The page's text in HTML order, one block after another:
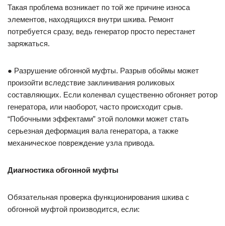
Такая проблема возникает по той же причине износа
элементов, находящихся внутри шкива. Ремонт
потребуется сразу, ведь генератор просто перестанет
заряжаться.
● Разрушение обгонной муфты. Разрыв обоймы может
произойти вследствие заклинивания роликовых
составляющих. Если коленвал существенно обгоняет ротор
генератора, или наоборот, часто происходит срыв.
“Побочными эффектами” этой поломки может стать
серьезная деформация вала генератора, а также
механическое повреждение узла привода.
Диагностика обгонной муфты
Обязательная проверка функционирования шкива с
обгонной муфтой производится, если: